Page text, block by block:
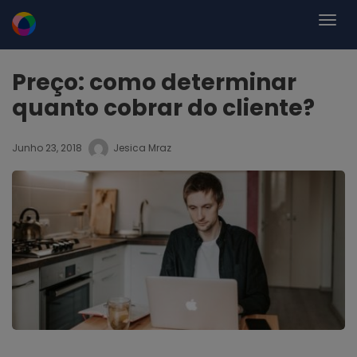
Preço: como determinar
quanto cobrar do cliente?
Junho 23, 2018 Jesica Mraz